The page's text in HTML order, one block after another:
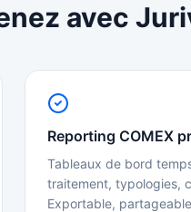
avec
Reporting COMEX
Tableaux de bord
traitement, typologies,
Exportable,